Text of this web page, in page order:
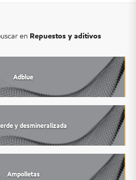
en Repuestos y aditivos
Adblue
y desmineralizada
Ampolletas